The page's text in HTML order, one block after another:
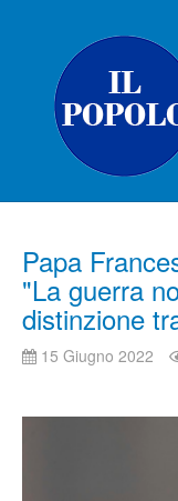
Papa
"La guerra
distinzione
15 Giugno 2022